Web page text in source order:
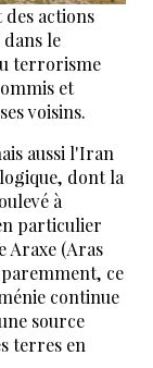
actions
le
terrorisme
et
voisins.
aussi l'Iran
dont la
à
particulier
Araxe (Aras
ce
continue
source
terres en